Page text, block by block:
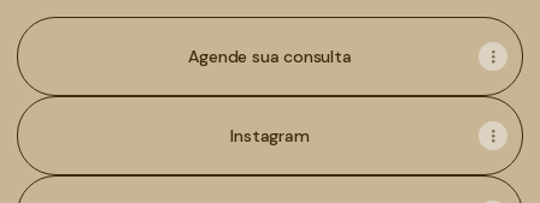
Agende sua consulta
Instagram